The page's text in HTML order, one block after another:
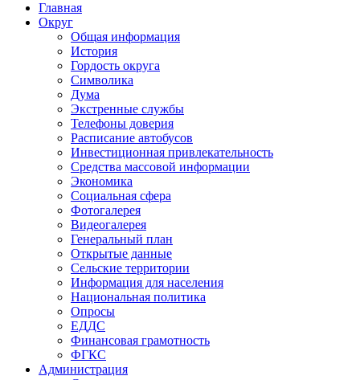
Главная
Округ
Общая информация
История
Гордость округа
Символика
Дума
Экстренные службы
Телефоны доверия
Расписание автобусов
Инвестиционная привлекательность
Средства массовой информации
Экономика
Социальная сфера
Фотогалерея
Видеогалерея
Генеральный план
Открытые данные
Сельские территории
Информация для населения
Национальная политика
Опросы
ЕДДС
Финансовая грамотность
ФГКС
Администрация